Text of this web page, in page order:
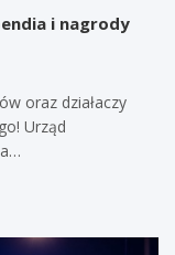
i nagrody
oraz działaczy
Urząd